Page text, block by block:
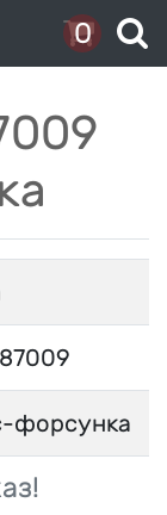
0
форсунка